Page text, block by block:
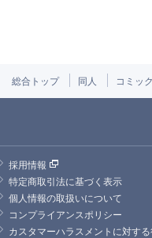
総合トップ 同人 コミッ
採用情報
特定商取引法に基づく表示
個人情報の取扱いについて
コンプライアンスポリシー
カスタマーハラスメントに対す